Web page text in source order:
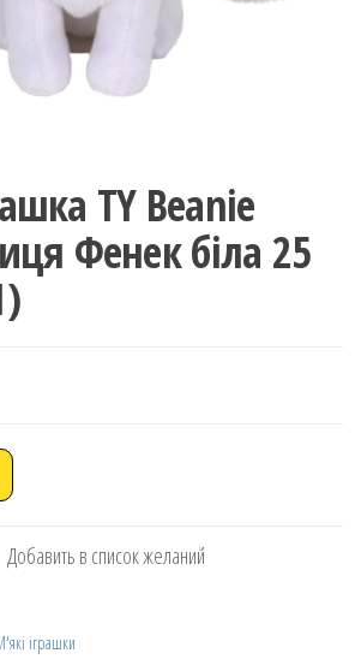
TY Beanie
Фенек біла 25
Добавить в список желаний
іграшки